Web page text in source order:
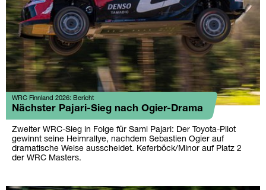
WRC Finnland 2026: Bericht
Nächster Pajari-Sieg nach Ogier-Drama
Zweiter WRC-Sieg in Folge für Sami Pajari: Der Toyota-Pilot
gewinnt seine Heimrallye, nachdem Sebastien Ogier auf
dramatische Weise ausscheidet. Keferböck/Minor auf Platz 2
der WRC Masters.